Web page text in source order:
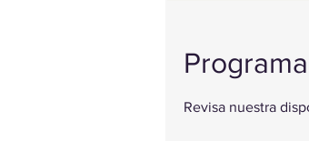
Revisa nuestra